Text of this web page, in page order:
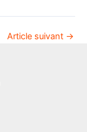
Article suivant →